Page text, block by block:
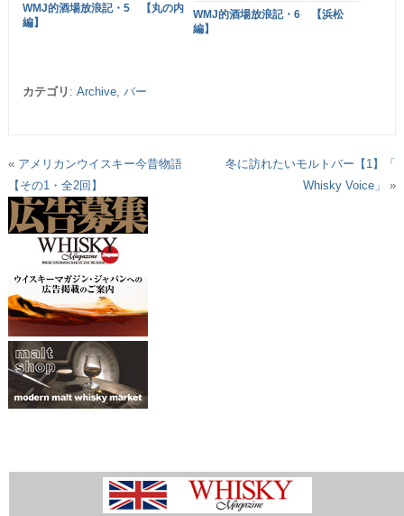
WMJ的酒場放浪記・5 【丸の内
編】
WMJ的酒場放浪記・6 【浜松
編】
カテゴリ : Archive, バー
« アメリカンウイスキー今昔物語
【その1・全2回】
冬に訪れたいモルトバー【1】「
Whisky Voice」
»